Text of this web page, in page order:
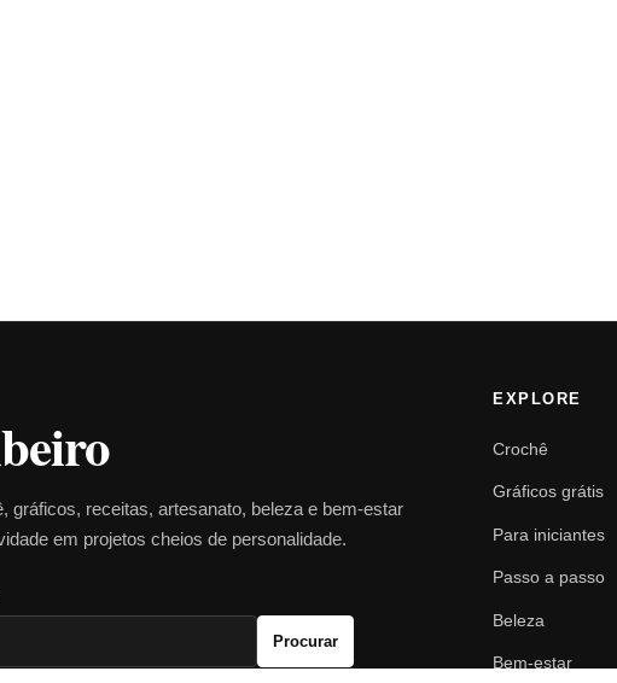
gráficos, receitas, artesanato, beleza e bem-estar
em projetos cheios de personalidade.
Procurar
EXPLORE
Crochê
Gráficos grátis
Para iniciantes
Passo a passo
Beleza
Bem-estar